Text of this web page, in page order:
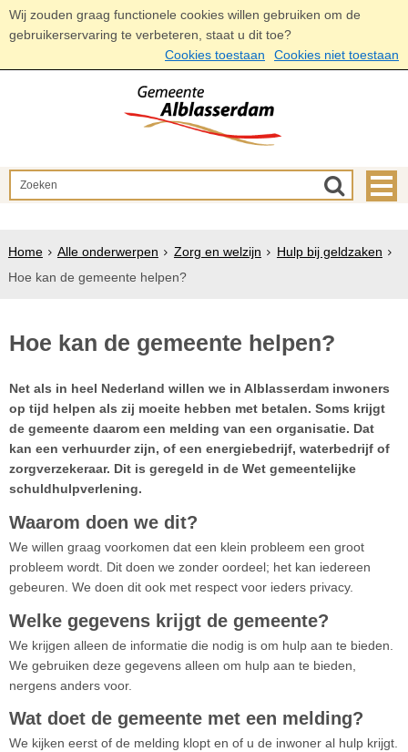
Wij zouden graag functionele cookies willen gebruiken om de
gebruikerservaring te verbeteren, staat u dit toe?
Cookies toestaan
Cookies niet toestaan
Home Alle onderwerpen Zorg en welzijn
Hulp bij geldzaken
Hoe kan de gemeente helpen?
Hoe kan de gemeente helpen?
Net als in heel Nederland willen we in Alblasserdam inwoners
op tijd helpen als zij moeite hebben met betalen. Soms krijgt
de gemeente daarom een melding van een organisatie. Dat
kan een verhuurder zijn, of een energiebedrijf, waterbedrijf of
zorgverzekeraar. Dit is geregeld in de Wet gemeentelijke
schuldhulpverlening.
Waarom doen we dit?
We willen graag voorkomen dat een klein probleem een groot
probleem wordt. Dit doen we zonder oordeel; het kan iedereen
gebeuren. We doen dit ook met respect voor ieders privacy.
Welke gegevens krijgt de gemeente?
We krijgen alleen de informatie die nodig is om hulp aan te bieden.
We gebruiken deze gegevens alleen om hulp aan te bieden,
nergens anders voor.
Wat doet de gemeente met een melding?
We kijken eerst of de melding klopt en of u de inwoner al hulp krijgt.